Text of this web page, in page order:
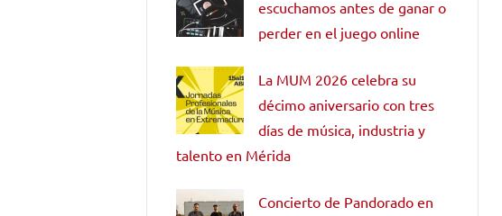
escuchamos antes de ganar o
perder en el juego online
La MUM 2026 celebra su
décimo aniversario con tres
días de música, industria y
talento en Mérida
Concierto de Pandorado en